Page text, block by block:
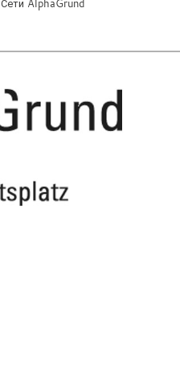
Сети AlphaGrund